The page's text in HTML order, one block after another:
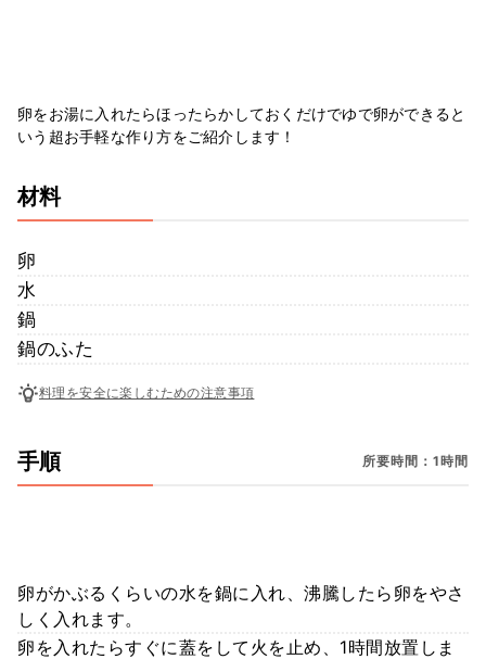
卵をお湯に入れたらほったらかしておくだけでゆで卵ができると
いう超お手軽な作り方をご紹介します！
材料
卵
水
鍋
鍋のふた
料理を安全に楽しむための注意事項
手順 所要時間：1時間
卵がかぶるくらいの水を鍋に入れ、沸騰したら卵をやさ
しく入れます。
卵を入れたらすぐに蓋をして火を止め、1時間放置しま